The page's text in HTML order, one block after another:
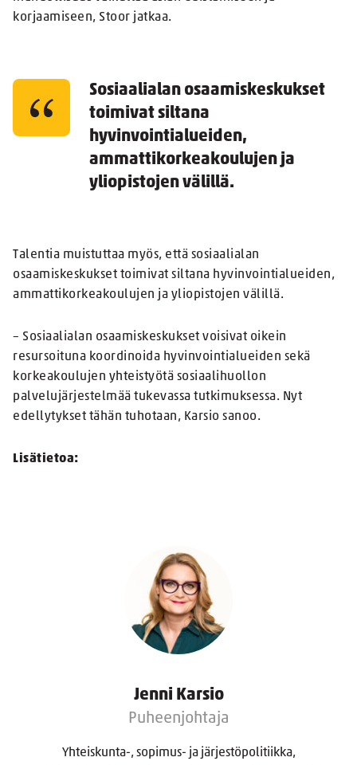
korjaamiseen, Stoor jatkaa.
Sosiaalialan osaamiskeskukset
toimivat siltana
hyvinvointialueiden,
ammattikorkeakoulujen ja
yliopistojen välillä.
Talentia muistuttaa myös, että sosiaalialan
osaamiskeskukset toimivat siltana hyvinvointialueiden,
ammattikorkeakoulujen ja yliopistojen välillä.
– Sosiaalialan osaamiskeskukset voisivat oikein
resursoituna koordinoida hyvinvointialueiden sekä
korkeakoulujen yhteistyötä sosiaalihuollon
palvelujärjestelmää tukevassa tutkimuksessa. Nyt
edellytykset tähän tuhotaan, Karsio sanoo.
Lisätietoa:
Jenni Karsio
Puheenjohtaja
Yhteiskunta-, sopimus- ja järjestöpolitiikka,